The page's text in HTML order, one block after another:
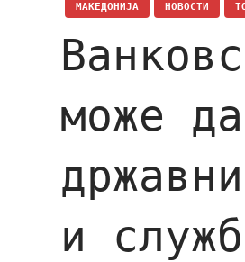
МАКЕДОНИЈА НОВОСТИ
може
и